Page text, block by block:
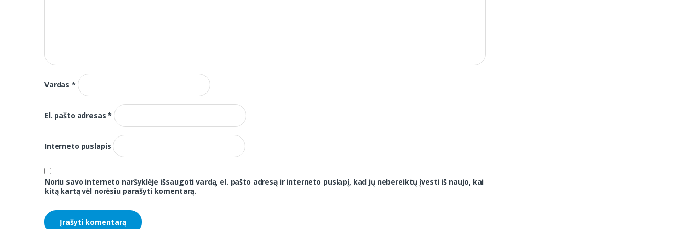
Vardas*
El. pašto adresas*
Interneto puslapis
Noriu savo interneto naršyklėje išsaugoti vardą, el. pašto adresą ir interneto puslapį, kad jų nebereiktų įvesti iš naujo, kai
kitą kartą vėl norėsiu parašyti komentarą.